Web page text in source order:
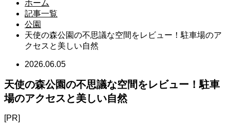
ホーム
記事一覧
公園
天使の森公園の不思議な空間をレビュー！駐車場のア
クセスと美しい自然
2026.06.05
天使の森公園の不思議な空間をレビュー！駐車
場のアクセスと美しい自然
[PR]